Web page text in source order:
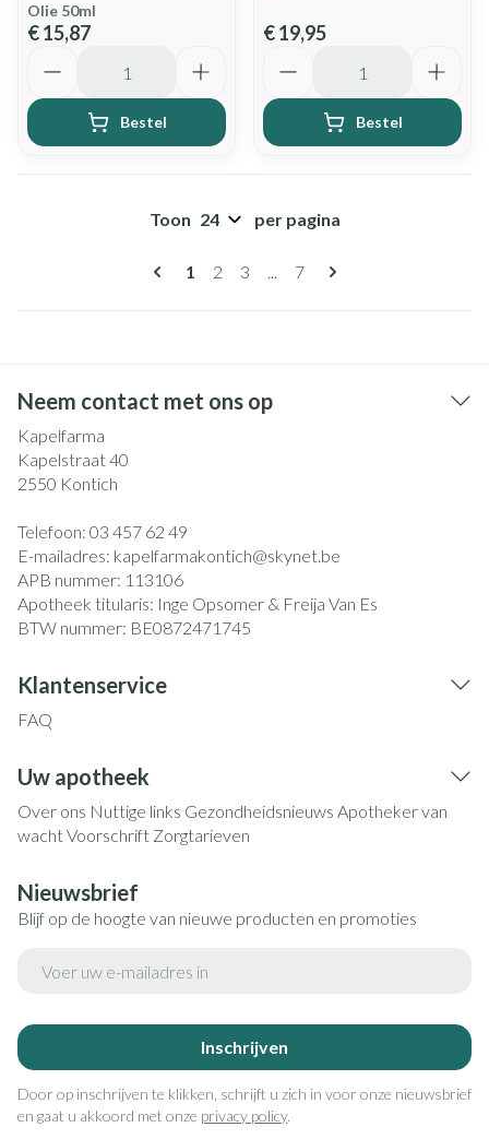
Olie 50ml
€ 15,87
Bestel
€ 19,95
Bestel
Pagina's
U lees momenteel pagina
1 Pagina
2 Pagina
3 ... Pagina
7
Toon per pagina
Neem contact met ons op
Kapelfarma
Kapelstraat 40
2550 Kontich
Telefoon: 03 457 62 49
E-mailadres: kapelfarmakontich@skynet.be
APB nummer: 113106
Apotheek titularis: Inge Opsomer & Freija Van Es
BTW nummer: BE0872471745
Klantenservice
FAQ
Uw apotheek
Over ons Nuttige links Gezondheidsnieuws Apotheker van
wachtVoorschrift Zorgtarieven
Nieuwsbrief
Blijf op de hoogte van nieuwe producten en promoties
Inschrijven
Door op inschrijven te klikken, schrijft u zich in voor onze nieuwsbrief
en gaat u akkoord met onze privacy policy.